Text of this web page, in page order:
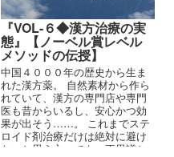
『VOL-６◆漢方治療の実
態』【ノーベル賞レベル
メソッドの伝授】
中国４０００年の歴史から生ま
れた漢方薬。 自然素材から作ら
れていて、漢方の専門店や専門
医も昔からいるし、安心かつ効
果が出そう……。 これまでステ
ロイド剤治療だけは絶対に避け
たいと思う方々でも、不思議と